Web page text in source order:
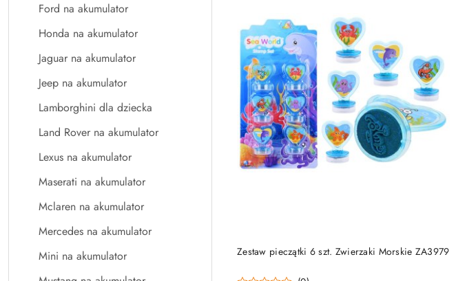
Ford na akumulator
Honda na akumulator
Jaguar na akumulator
Jeep na akumulator
Lamborghini dla dziecka
Land Rover na akumulator
Lexus na akumulator
Maserati na akumulator
Mclaren na akumulator
Mercedes na akumulator
Mini na akumulator
Zestaw pieczątki 6 szt. Zwierzaki Morskie ZA3979
DODAJ DO KOSZYKA